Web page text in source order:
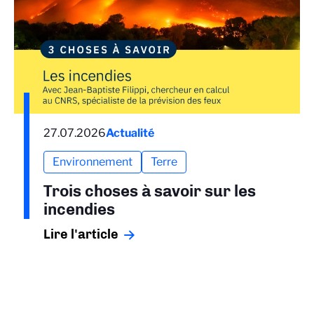
27.07.2026Actualité
Environnement Terre
Trois choses à savoir sur les
incendies
Lire l'article